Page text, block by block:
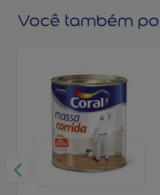
Você também